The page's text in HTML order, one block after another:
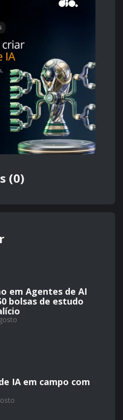
(0)
em Agentes de AI
bolsas de estudo
IA em campo com